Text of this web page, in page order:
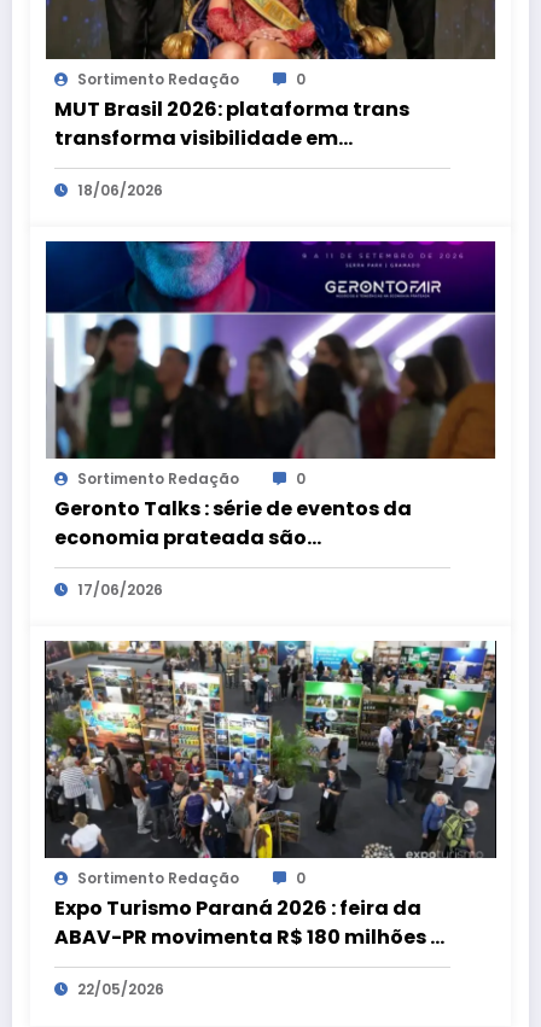
Sortimento Redação 0
MUT Brasil 2026: plataforma trans
transforma visibilidade em
oportunidades
18/06/2026
Sortimento Redação 0
Geronto Talks : série de eventos da
economia prateada são
preparatórios para a Geronto Fair
17/06/2026
Sortimento Redação 0
Expo Turismo Paraná 2026 : feira da
ABAV-PR movimenta R$ 180 milhões e
bate recorde
22/05/2026